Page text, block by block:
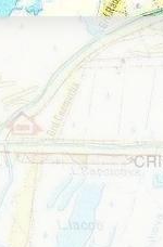
Excursii de o zi
Excursia de 2 zile
Excursia de 3 zile